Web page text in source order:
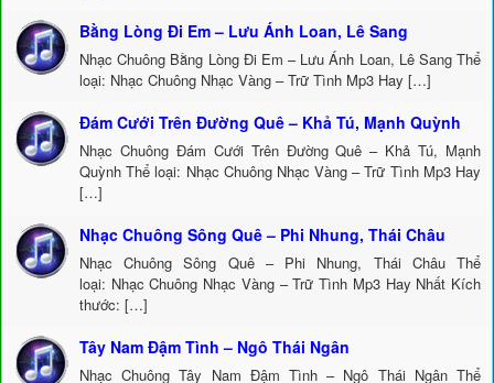
Bằng Lòng Đi Em – Lưu Ánh Loan, Lê Sang
Nhạc Chuông Bằng Lòng Đi Em – Lưu Ánh Loan, Lê Sang Thể
loại: Nhạc Chuông Nhạc Vàng – Trữ Tình Mp3 Hay […]
Đám Cưới Trên Đường Quê – Khả Tú, Mạnh Quỳnh
Nhạc Chuông Đám Cưới Trên Đường Quê – Khả Tú, Mạnh
Quỳnh Thể loại: Nhạc Chuông Nhạc Vàng – Trữ Tình Mp3 Hay
[…]
Nhạc Chuông Sông Quê – Phi Nhung, Thái Châu
Nhạc Chuông Sông Quê – Phi Nhung, Thái Châu Thể
loại: Nhạc Chuông Nhạc Vàng – Trữ Tình Mp3 Hay Nhất Kích
thước: […]
Tây Nam Đậm Tình – Ngô Thái Ngân
Nhạc Chuông Tây Nam Đậm Tình – Ngô Thái Ngân Thể